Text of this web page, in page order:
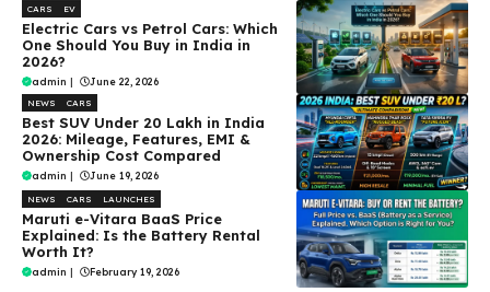
CARS EV
Electric Cars vs Petrol Cars: Which
One Should You Buy in India in
2026?
admin | June 22, 2026
NEWS CARS
Best SUV Under ₹20 Lakh in India
2026: Mileage, Features, EMI &
Ownership Cost Compared
admin | June 19, 2026
NEWS CARS LAUNCHES
Maruti e-Vitara BaaS Price
Explained: Is the Battery Rental
Worth It?
admin | February 19, 2026